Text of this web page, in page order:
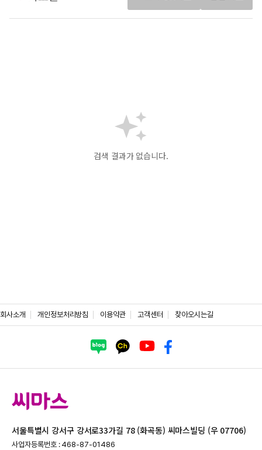
검색 결과가 없습니다.
회사소개 개인정보처리방침 이용약관 고객센터 찾아오시는길
서울특별시 강서구 강서로33가길 78 (화곡동) 씨마스빌딩 (우 07706)
사업자등록번호 : 468-87-01486